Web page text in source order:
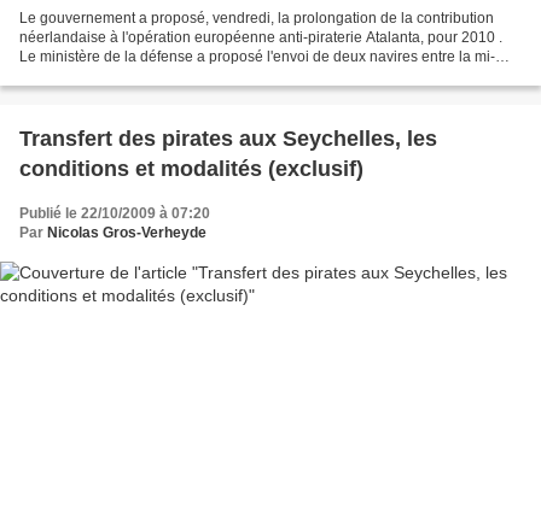
Le gouvernement a proposé, vendredi, la prolongation de la contribution
néerlandaise à l'opération européenne anti-piraterie Atalanta, pour 2010 .
Le ministère de la défense a proposé l'envoi de deux navires entre la mi-
Transfert des pirates aux Seychelles, les
conditions et modalités (exclusif)
Publié le 22/10/2009 à 07:20
Par Nicolas Gros-Verheyde